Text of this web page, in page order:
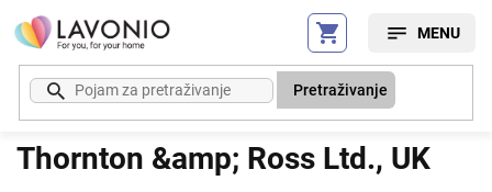
Preskoči
na
sadržaj
Pretraživanje
Thornton &amp; Ross Ltd., UK